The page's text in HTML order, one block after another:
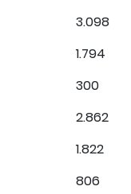
3.098
1.794
300
2.862
1.822
806